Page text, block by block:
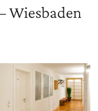
Wiesbaden